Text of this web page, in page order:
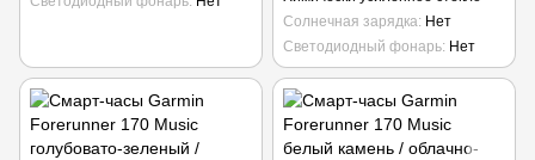
Солнечная зарядка Нет
Светодиодный фонарь Нет